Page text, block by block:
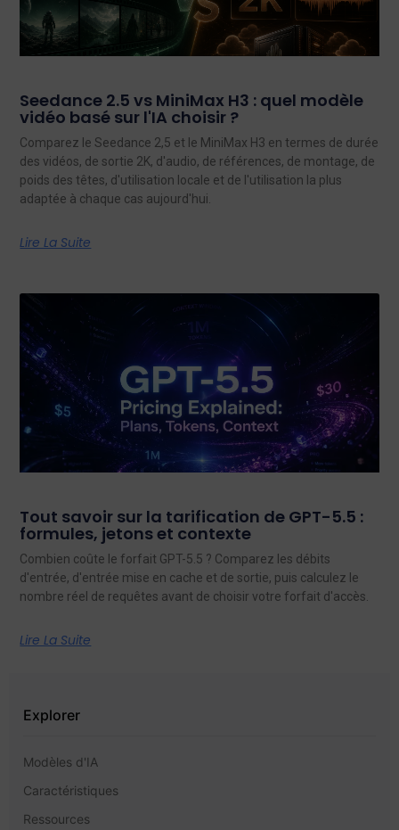
Seedance 2.5 vs MiniMax H3 : quel modèle
vidéo basé sur l'IA choisir ?
Comparez le Seedance 2,5 et le MiniMax H3 en termes de durée
des vidéos, de sortie 2K, d'audio, de références, de montage, de
poids des têtes, d'utilisation locale et de l'utilisation la plus
adaptée à chaque cas aujourd'hui.
Lire La Suite
Tout savoir sur la tarification de GPT-5.5 :
formules, jetons et contexte
Combien coûte le forfait GPT-5.5 ? Comparez les débits
d'entrée, d'entrée mise en cache et de sortie, puis calculez le
nombre réel de requêtes avant de choisir votre forfait d'accès.
Lire La Suite
Explorer
Modèles d'IA
Caractéristiques
Ressources